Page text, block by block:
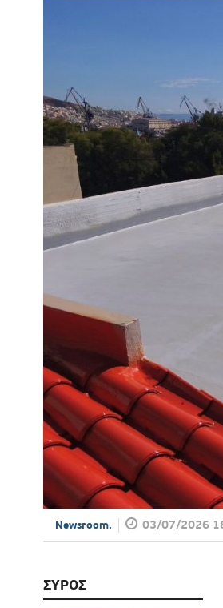
Newsroom. 03/07/2026
ΣΥΡΟΣ